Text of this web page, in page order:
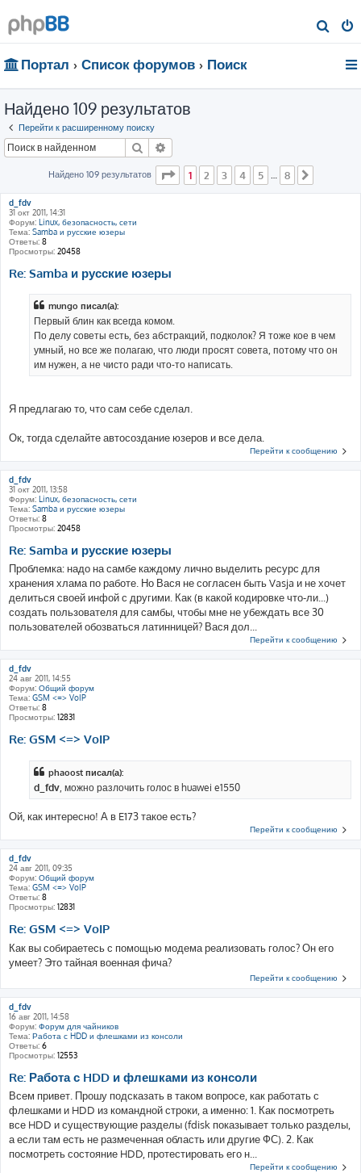
о
Портал Список форумов Поиск
Найдено 109 результатов
Перейти к расширенному поиску
Поиск
Найдено 109 результатов Страница из
1 2 3 4 5 8
d_fdv
31 окт 2011, 14:31
Форум: Linux, безопасность, сети
Тема: Samba и русские юзеры
Ответы: 8
Просмотры: 20458
Re: Samba и русские юзеры
mungo писал(а):
Первый блин как всегда комом.
По делу советы есть, без абстракций, подколок? Я тоже кое в чем
умный, но все же полагаю, что люди просят совета, потому что он
им нужен, а не чисто ради что-то написать.
Я предлагаю то, что сам себе сделал.
Ок, тогда сделайте автосоздание юзеров и все дела.
Перейти к сообщению
d_fdv
31 окт 2011, 13:58
Форум: Linux, безопасность, сети
Тема: Samba и русские юзеры
Ответы: 8
Просмотры: 20458
Re: Samba и русские юзеры
Проблемка: надо на самбе каждому лично выделить ресурс для
хранения хлама по работе. Но Вася не согласен быть Vasja и не хочет
делиться своей инфой с другими. Как (в какой кодировке что-ли...)
создать пользователя для самбы, чтобы мне не убеждать все 30
пользователей обозваться латинницей? Вася дол...
Перейти к сообщению
d_fdv
24 авг 2011, 14:55
Форум: Общий форум
Тема: GSM <=> VoIP
Ответы: 8
Просмотры: 12831
Re: GSM <=> VoIP
phaoost писал(а):
d_fdv , можно разлочить голос в huawei e1550
Ой, как интересно! А в E173 такое есть?
Перейти к сообщению
d_fdv
24 авг 2011, 09:35
Форум: Общий форум
Тема: GSM <=> VoIP
Ответы: 8
Просмотры: 12831
Re: GSM <=> VoIP
Как вы собираетесь с помощью модема реализовать голос? Он его
умеет? Это тайная военная фича?
Перейти к сообщению
d_fdv
16 авг 2011, 14:58
Форум: Форум для чайников
Тема: Работа с HDD и флешками из консоли
Ответы: 6
Просмотры: 12553
Re: Работа с HDD и флешками из консоли
Всем привет. Прошу подсказать в таком вопросе, как работать с
флешками и HDD из командной строки, а именно: 1. Как посмотреть
все HDD и существующие разделы (fdisk показывает только разделы,
а если там есть не размеченная область или другие ФС). 2. Как
посмотреть состояние HDD, протестировать его н...
Перейти к сообщению